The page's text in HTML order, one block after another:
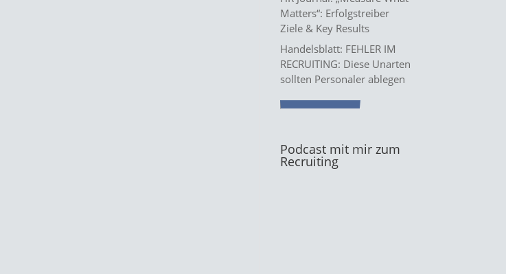
Matters“: Erfolgstreiber
Ziele & Key Results
Handelsblatt: FEHLER IM
RECRUITING: Diese Unarten
sollten Personaler ablegen
Podcast mit mir zum
Recruiting